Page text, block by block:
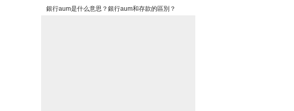
置方法
銀行aum是什么意思？銀行aum和存款的區別？